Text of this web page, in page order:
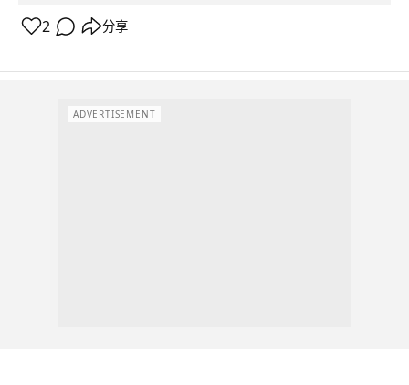
2 分享
ADVERTISEMENT